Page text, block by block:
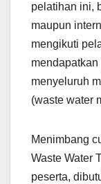
pelatihan ini,
maupun
mengikuti
menyeluruh
(waste water
Menimbang
Waste Water
peserta,